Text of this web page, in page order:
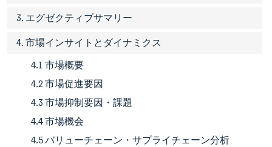
3. エグゼクティブサマリー
4. 市場インサイトとダイナミクス
4.1 市場概要
4.2 市場促進要因
4.3 市場抑制要因・課題
4.4 市場機会
4.5 バリューチェーン・サプライチェーン分析